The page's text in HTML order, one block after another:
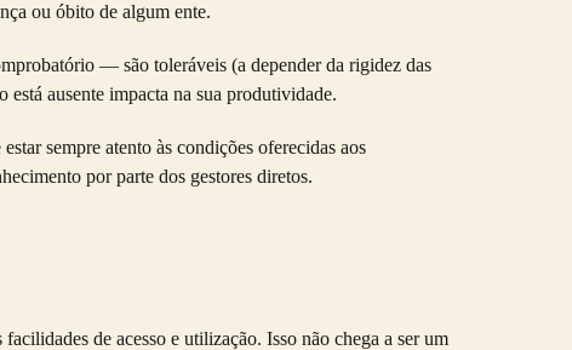
ou óbito de algum ente.
— são toleráveis (a depender da rigidez das
ausente impacta na sua produtividade.
sempre atento às condições oferecidas aos
por parte dos gestores diretos.
de acesso e utilização. Isso não chega a ser um